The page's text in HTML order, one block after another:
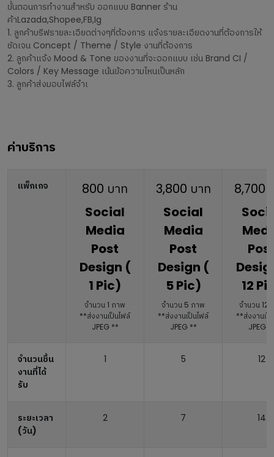
ขั้นตอนการทำงานสำหรับ ออกแบบ Banner ร้าน
ค้าLazada,Shopee,FB,Ig
1. ลูกค้าบรีฟรายละเอียดต่างๆที่ต้องการ แจ้งรายละเอียดงานที่ต้องการให้
ชัดเจน Concept / Theme / Style งานที่ต้องการ
2. ลูกค้าแจ้ง Mood & Tone ของงานที่จะออกแบบ เช่น Brand CI /
Colors / Key Message เน้นข้อความไหนเป็นหลัก
3. ลูกค้าส่งมอบไฟล์จำเ
ค่าบริการ
แพ็กเกจ 800 บาท
Social
Media
Post
Design (
1 Pic)
จำนวน 1 ภาพ
**ส่งงานเป็นไฟล์
JPEG **
3,800 บาท
Social
Media
Post
Design (
5 Pic)
จำนวน 5 ภาพ
**ส่งงานเป็นไฟล์
JPEG **
8,700
12
จำนวน 12
**ส่งงานเป็
JPEG
จำนวนชิ้น
งานที่ได้
รับ
1 5 12
ระยะเวลา
(วัน)
2 7 14